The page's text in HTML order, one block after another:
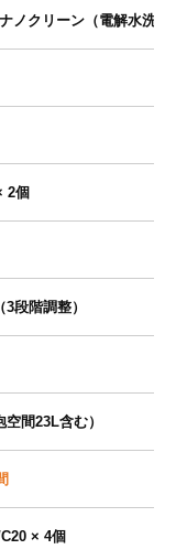
ノクリーン（電解水洗浄
2個
段階調整）
間23L含む）
× 4個